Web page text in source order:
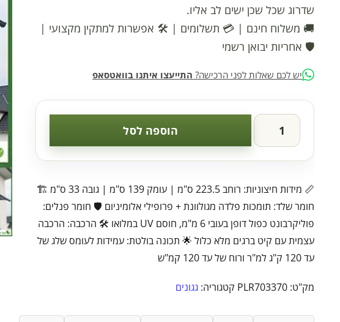
שדרוג שכל שכן ישים לב אליו.
🚚 משלוח חינם | 💳 תשלומים | 🛠️ אפשרות למתקין מקצועי |
🛡️ אחריות יבואן רשמי
יש לכם שאלות לפני הרכישה? התייעצו איתנו בוואטסאפ
הוספה לסל
📏 מידות חיצוניות: רוחב 223.5 ס"מ | עומק 139 ס"מ | גובה 33 ס"מ 🏗️
חומר שלד: תומכות פלדה מגולוונת + פרופילי אלומיניום 🛡️ חומר פנלים:
פוליקרבונט כפול דופן בעובי 6 מ"מ, חוסם UV במלואו 🛠️ הרכבה: הרכבה
עצמית עם קיט ברגים מלא כלול 🌟 תכונה בולטת: עמידות לעומס שלג של
עד 120 ק"ג למ"ר ורוח של עד 120 קמ"ש
מק"ט: PLR703370 קטגוריה: גגונים